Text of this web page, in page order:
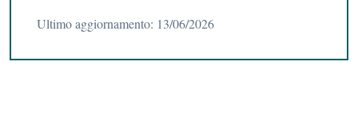
Ultimo aggiornamento: 13/06/2026